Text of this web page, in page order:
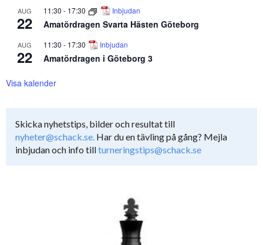
AUG
22
11:30 - 17:30 Inbjudan
Amatördragen Svarta Hästen Göteborg
AUG
22
11:30 - 17:30 Inbjudan
Amatördragen i Göteborg 3
Visa kalender
Skicka nyhetstips, bilder och resultat till
nyheter@schack.se. Har du en tävling på gång? Mejla
inbjudan och info tillturneringstips@schack.se